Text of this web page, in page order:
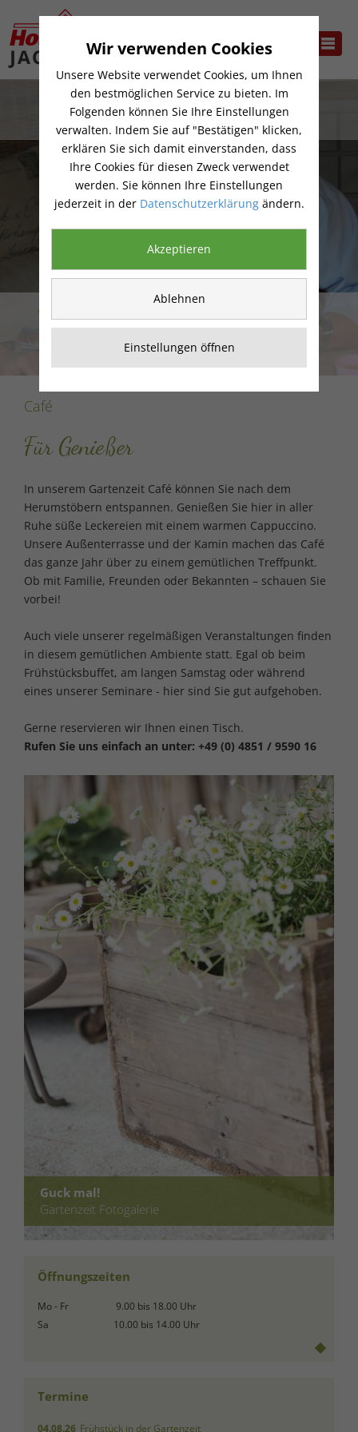
Unser Café lädt zum gemütlichen
Verweilen ein
Café
Für Genießer
In unserem Gartenzeit Café können Sie nach dem
Herumstöbern entspannen. Genießen Sie hier in aller
Ruhe süße Leckereien mit einem warmen Cappuccino.
Unsere Außenterrasse und der Kamin machen das Café
das ganze Jahr über zu einem gemütlichen Treffpunkt.
Ob mit Familie, Freunden oder Bekannten – schauen Sie
vorbei!
Auch viele unserer regelmäßigen Veranstaltungen finden
in diesem gemütlichen Ambiente statt. Egal ob beim
Frühstücksbuffet, am langen Samstag oder während
eines unserer Seminare - hier sind Sie gut aufgehoben.
Gerne reservieren wir Ihnen einen Tisch.
Rufen Sie uns einfach an unter: +49 (0) 4851 / 9590 16
Guck mal!
Gartenzeit Fotogalerie
Öffnungszeiten
Mo - Fr
9.00 bis 18.00 Uhr
Sa
10.00 bis 14.00 Uhr
Termine
04.08.26 Frühstück in der Gartenzeit
Wir verwenden Cookies
Unsere Website verwendet Cookies, um Ihnen
den bestmöglichen Service zu bieten. Im
Folgenden können Sie Ihre Einstellungen
verwalten. Indem Sie auf "Bestätigen" klicken,
erklären Sie sich damit einverstanden, dass
Ihre Cookies für diesen Zweck verwendet
werden. Sie können Ihre Einstellungen
jederzeit in der Datenschutzerklärungändern.
Akzeptieren
Ablehnen
Einstellungen öffnen